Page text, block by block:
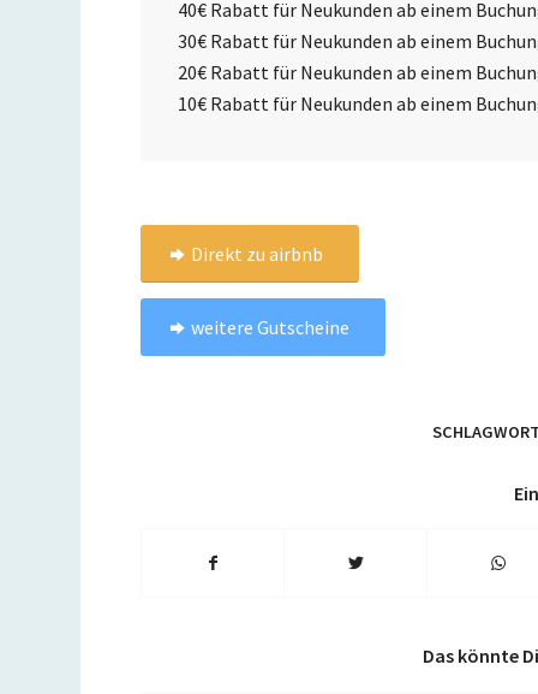
40€ Rabatt für Neukunden ab einem
30€ Rabatt für Neukunden ab einem
20€ Rabatt für Neukunden ab einem
10€ Rabatt für Neukunden ab einem
Direkt zu airbnb
weitere Gutscheine
Das könnte